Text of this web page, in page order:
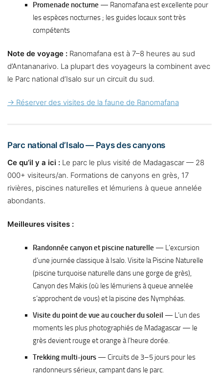
Promenade nocturne — Ranomafana est excellente pour
les espèces nocturnes ; les guides locaux sont très
compétents
Note de voyage : Ranomafana est à 7–8 heures au sud
d’Antananarivo. La plupart des voyageurs la combinent avec
le Parc national d’Isalo sur un circuit du sud.
→ Réserver des visites de la faune de Ranomafana
Parc national d’Isalo — Pays des canyons
Ce qu’il y a ici : Le parc le plus visité de Madagascar — 28
000+ visiteurs/an. Formations de canyons en grès, 17
rivières, piscines naturelles et lémuriens à queue annelée
abondants.
Meilleures visites :
Randonnée canyon et piscine naturelle — L’excursion
d’une journée classique à Isalo. Visite la Piscine Naturelle
(piscine turquoise naturelle dans une gorge de grès),
Canyon des Makis (où les lémuriens à queue annelée
s’approchent de vous) et la piscine des Nymphéas.
Visite du point de vue au coucher du soleil — L’un des
moments les plus photographiés de Madagascar — le
grès devient rouge et orange à l’heure dorée.
Trekking multi-jours — Circuits de 3–5 jours pour les
randonneurs sérieux, campant dans le parc.